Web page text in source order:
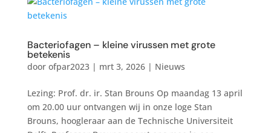
Bacteriofagen – kleine virussen met grote
betekenis
door ofpar2023| mrt 3, 2026| Nieuws
Lezing: Prof. dr. ir. Stan Brouns Op maandag 13 april
om 20.00 uur ontvangen wij in onze loge Stan
Brouns, hoogleraar aan de Technische Universiteit